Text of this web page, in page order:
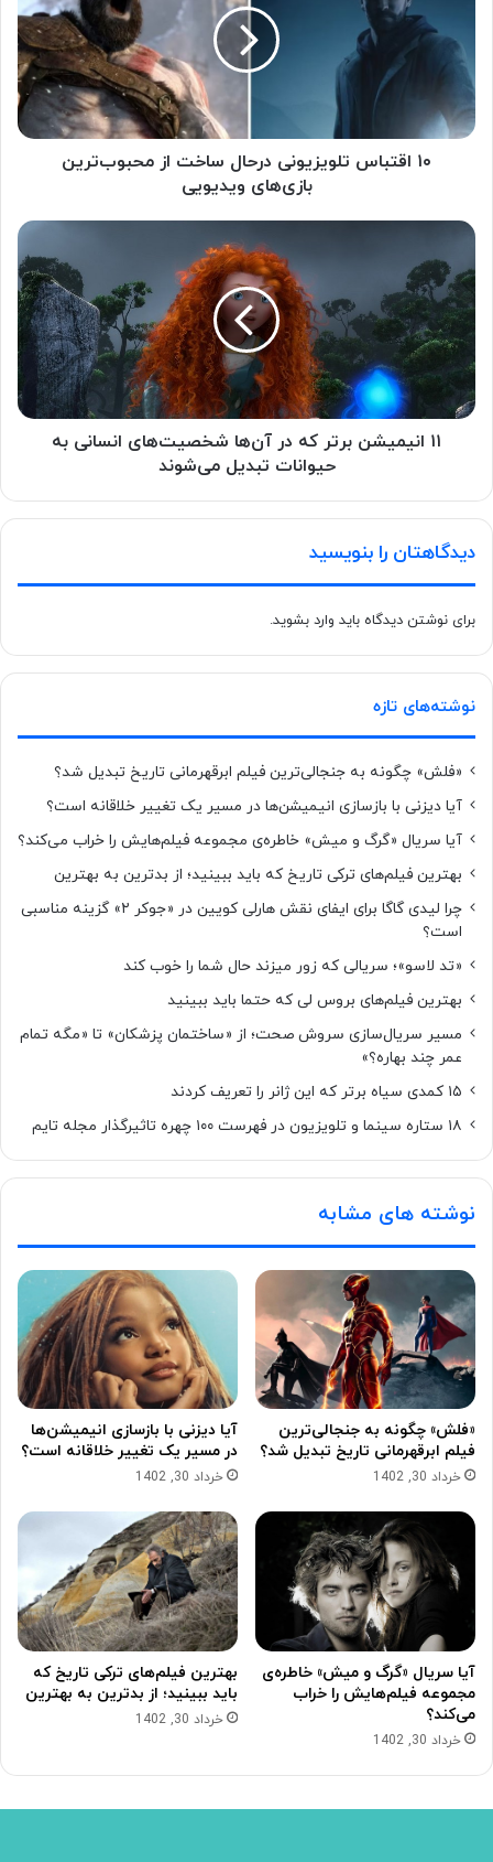
۱۰ اقتباس تلویزیونی درحال ساخت از محبوب‌ترین
بازی‌های ویدیویی
۱۱ انیمیشن برتر که در آن‌ها شخصیت‌های انسانی به
حیوانات تبدیل می‌شوند
دیدگاهتان را بنویسید
برای نوشتن دیدگاه باید وارد بشوید.
نوشته‌های تازه
«فلش» چگونه به جنجالی‌ترین فیلم ابرقهرمانی تاریخ تبدیل شد؟
آیا دیزنی با بازسازی انیمیشن‌ها در مسیر یک تغییر خلاقانه است؟
آیا سریال «گرگ و میش» خاطره‌ی مجموعه‌ فیلم‌هایش را خراب می‌کند؟
بهترین فیلم‌های ترکی تاریخ که باید ببینید؛ از بدترین به بهترین
چرا لیدی گاگا برای ایفای نقش هارلی کویین در «جوکر ۲» گزینه مناسبی
است؟
«تد لاسو»؛ سریالی که زور میزند حال شما را خوب کند
بهترین فیلم‌های بروس لی که حتما باید ببینید
مسیر سریال‌سازی سروش صحت؛ از «ساختمان پزشکان» تا «مگه تمام
عمر چند بهاره؟»
۱۵ کمدی سیاه برتر که این ژانر را تعریف کردند
۱۸ ستاره‌ سینما و تلویزیون در فهرست ۱۰۰ چهره تاثیرگذار مجله تایم
نوشته های مشابه
«فلش» چگونه به جنجالی‌ترین
فیلم ابرقهرمانی تاریخ تبدیل شد؟
خرداد 30, 1402
آیا دیزنی با بازسازی انیمیشن‌ها
در مسیر یک تغییر خلاقانه است؟
خرداد 30, 1402
آیا سریال «گرگ و میش» خاطره‌ی
مجموعه‌ فیلم‌هایش را خراب
می‌کند؟
خرداد 30, 1402
بهترین فیلم‌های ترکی تاریخ که
باید ببینید؛ از بدترین به بهترین
خرداد 30, 1402